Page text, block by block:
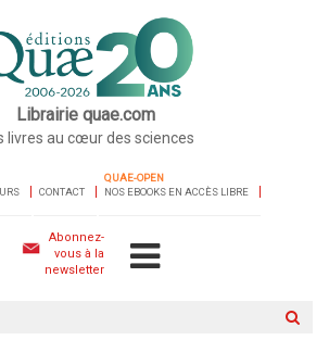
Librairie quae.com
livres au cœur des sciences
CONTACT
QUAE-OPEN
NOS EBOOKS EN ACCÈS LIBRE
Abonnez-
vous à la
newsletter